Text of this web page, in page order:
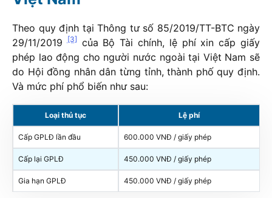
Theo quy định tại Thông tư số 85/2019/TT-BTC ngày
29/11/2019[3] của Bộ Tài chính, lệ phí xin cấp giấy
phép lao động cho người nước ngoài tại Việt Nam sẽ
do Hội đồng nhân dân từng tỉnh, thành phố quy định.
Và mức phí phổ biến như sau:
Loại thủ tục Lệ phí
Cấp GPLĐ lần đầu 600.000 VNĐ / giấy phép
Cấp lại GPLĐ 450.000 VNĐ / giấy phép
Gia hạn GPLĐ 450.000 VNĐ / giấy phép